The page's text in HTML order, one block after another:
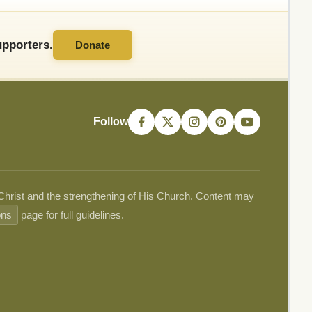
Donate
Follow
and the strengthening of His Church. Content may
page for full guidelines.